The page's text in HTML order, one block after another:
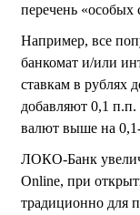
перечень «особых
Например, все
банкомат и/или
ставкам в рублях
добавляют 0,1 п.п.
валют выше на
ЛОКО-Банк
Online, при
традиционно для